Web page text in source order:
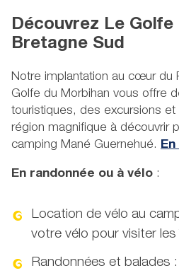
Découvrez Le
Bretagne Sud
Notre implantation au cœur du
Golfe du Morbihan vous offre
touristiques, des excursions
région magnifique à découvrir
camping Mané Guernehué.
En randonnée ou à vélo :
Location de vélo au
votre vélo pour visiter les
Randonnées et balades